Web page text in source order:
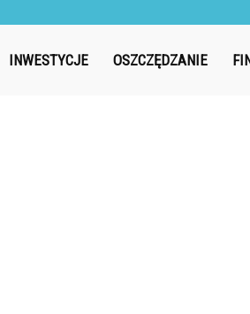
INWESTYCJE OSZCZĘDZANIE